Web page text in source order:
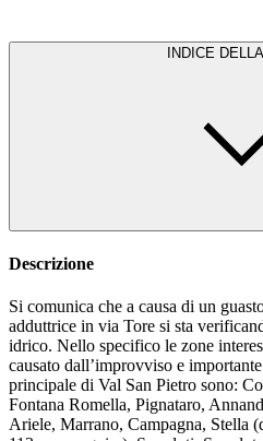
INDICE
Descrizione
Si comunica che a causa di un
adduttrice in via Tore si sta
idrico. Nello specifico le zone
causato dall’improvviso e
principale di Val San Pietro sono:
Fontana Romella, Pignataro,
Ariele, Marrano, Campagna, Stella